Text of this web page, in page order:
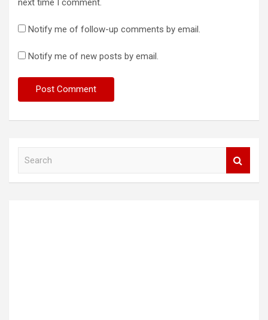
next time I comment.
Notify me of follow-up comments by email.
Notify me of new posts by email.